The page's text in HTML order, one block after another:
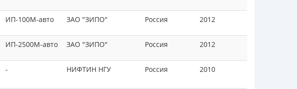
ИП-100М-авто ЗАО "ЗИПО" Россия 2012
ИП-2500М-авто ЗАО "ЗИПО" Россия 2012
- НИФТИН НГУ Россия 2010